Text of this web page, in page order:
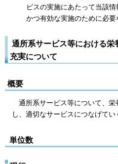
ビスの実施にあたって当該
かつ有効な実施のために必要
通所系サービス等における栄
充実について
概要
通所系サービス等について、栄
し、適切なサービスにつなげてい
単位数